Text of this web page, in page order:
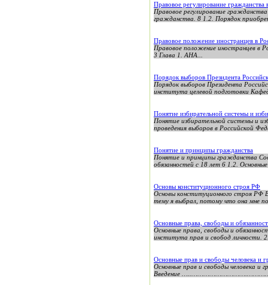
Правовое регулирование гражданства
Правовое регулирование
гражданства. 8 1.2. Порядок
Правовое положение иностранцев в
Правовое положение иностранцев в
3 Глава 1. АНА...
Порядок выборов Президента
Порядок выборов Президента
института целевой подготовки
Понятие избирательной системы и
Понятие избирательной системы и
проведения выборов в Российской
Понятие и принципы гражданства
Понятие и принципы гражданства
обязанностей с 18 лет 6 1.2.
Основы конституционного строя РФ
Основы конституционного строя РФ
тему я выбрал, потому что она мне
Основные права, свободы и
Основные права, свободы и
института прав и свобод личности.
Основные прав и свободы человека и
Основные прав и свободы человека
Введение